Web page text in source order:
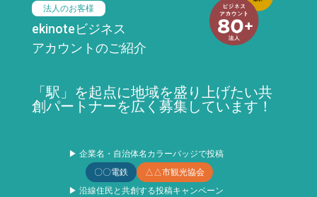
法人のお客様
ekinoteビジネス
アカウントのご紹介
「駅」を起点に地域を盛り上げたい共
創パートナーを広く募集しています！
▶ 企業名・自治体名カラーバッジで投稿
〇〇電鉄
△△市観光協会
▶ 沿線住民と共創する投稿キャンペーン